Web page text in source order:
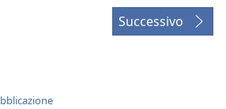
Successivo